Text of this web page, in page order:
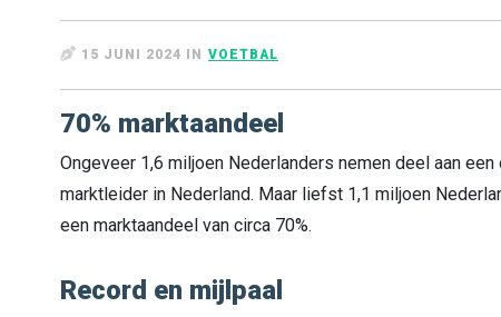
15 JUNI 2024 IN VOETBAL
70% marktaandeel
Ongeveer 1,6 miljoen Nederlanders nemen deel aan
marktleider in Nederland. Maar liefst 1,1 miljoen
een marktaandeel van circa 70%.
Record en mijlpaal